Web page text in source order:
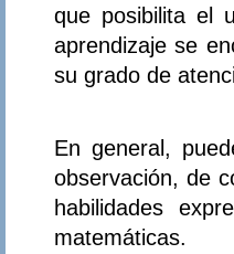
que posibilita el
aprendizaje se
su grado de
En general,
observación, de
habilidades
matemáticas.